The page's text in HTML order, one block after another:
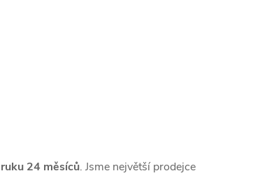
24 měsíců. Jsme největší prodejce